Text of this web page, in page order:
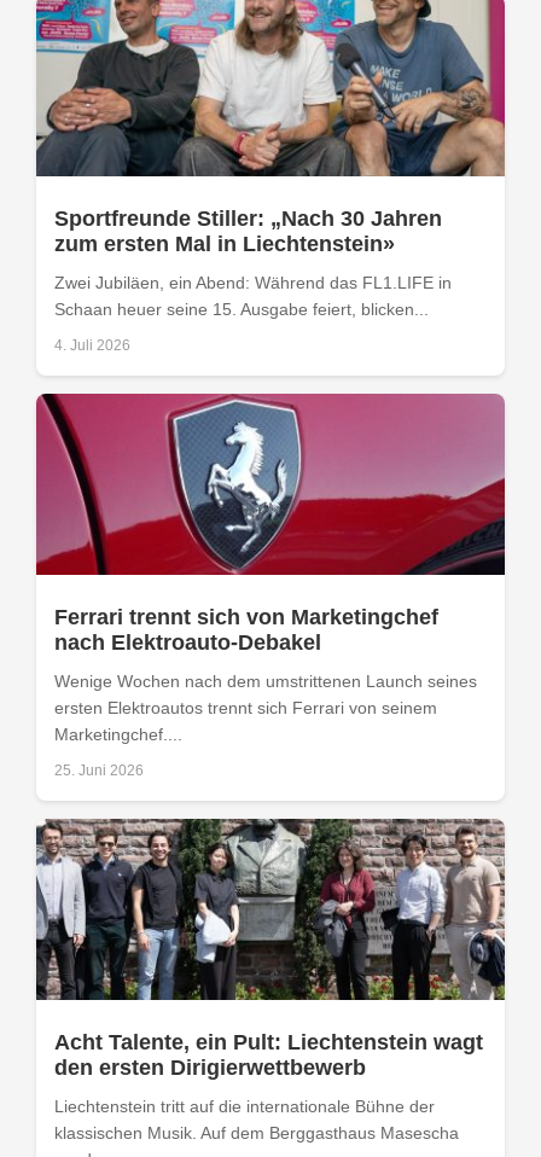
Sportfreunde Stiller: „Nach 30 Jahren
zum ersten Mal in Liechtenstein»
Zwei Jubiläen, ein Abend: Während das FL1.LIFE in
Schaan heuer seine 15. Ausgabe feiert, blicken...
4. Juli 2026
Ferrari trennt sich von Marketingchef
nach Elektroauto-Debakel
Wenige Wochen nach dem umstrittenen Launch seines
ersten Elektroautos trennt sich Ferrari von seinem
Marketingchef....
25. Juni 2026
Acht Talente, ein Pult: Liechtenstein wagt
den ersten Dirigierwettbewerb
Liechtenstein tritt auf die internationale Bühne der
klassischen Musik. Auf dem Berggasthaus Masescha